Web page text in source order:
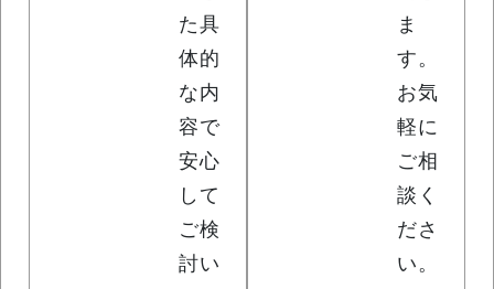
た具
体的
な内
容で
安心
して
ご検
討い
ま
す。
お気
軽に
ご相
談く
ださ
い。